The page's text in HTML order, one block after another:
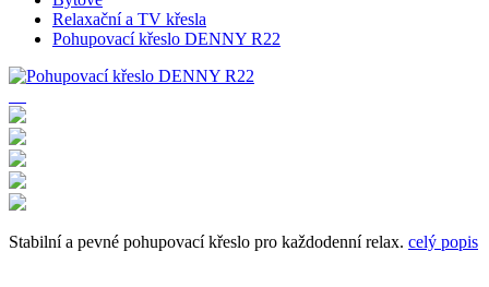
Relaxační a TV křesla
Pohupovací křeslo DENNY R22
Stabilní a pevné pohupovací křeslo pro každodenní relax. celý popis